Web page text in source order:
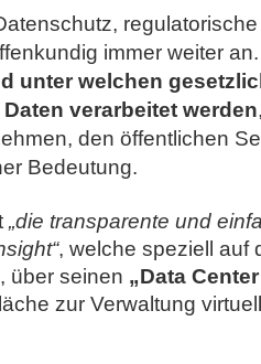
immer weiter
unter welchen
verarbeitet werden
den öffentlichen
Bedeutung.
„die transparente und
, welche speziell auf
über seinen „Data
zur Verwaltung